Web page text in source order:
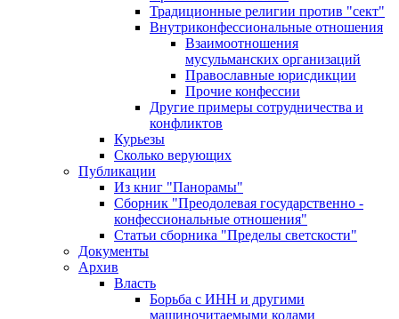
Традиционные религии против "сект"
Внутриконфессиональные отношения
Взаимоотношения
мусульманских организаций
Православные юрисдикции
Прочие конфессии
Другие примеры сотрудничества и
конфликтов
Курьезы
Сколько верующих
Публикации
Из книг "Панорамы"
Сборник "Преодолевая государственно -
конфессиональные отношения"
Статьи сборника "Пределы светскости"
Документы
Архив
Власть
Борьба с ИНН и другими
машиночитаемыми кодами